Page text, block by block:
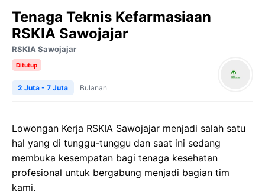
Tenaga Teknis Kefarmasiaan
RSKIA Sawojajar
RSKIA Sawojajar
Ditutup
2 Juta - 7 Juta Bulanan
Lowongan Kerja RSKIA Sawojajar menjadi salah satu
hal yang di tunggu-tunggu dan saat ini sedang
membuka kesempatan bagi tenaga kesehatan
profesional untuk bergabung menjadi bagian tim
kami.